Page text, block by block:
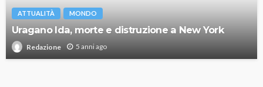
ATTUALITÀ MONDO
Uragano Ida, morte e distruzione a New York
Redazione 5 anni ago